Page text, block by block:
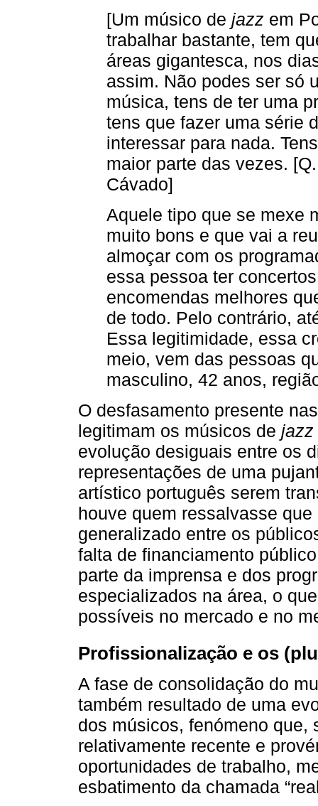
[Um músico de jazz em
trabalhar bastante, tem
áreas gigantesca, nos
assim. Não podes ser só
música, tens de ter uma
tens que fazer uma série
interessar para nada.
maior parte das vezes.
Cávado]
Aquele tipo que se mexe
muito bons e que vai a
almoçar com os
essa pessoa ter
encomendas melhores
de todo. Pelo contrário,
Essa legitimidade, essa
meio, vem das pessoas
masculino, 42 anos,
O desfasamento presente
legitimam os músicos de jazz
evolução desiguais entre os
representações de uma
artístico português serem
houve quem ressalvasse
generalizado entre os
falta de financiamento
parte da imprensa e dos
especializados na área, o
possíveis no mercado e no
Profissionalização e os
A fase de consolidação do
também resultado de uma
dos músicos, fenómeno que,
relativamente recente e
oportunidades de trabalho,
esbatimento da chamada